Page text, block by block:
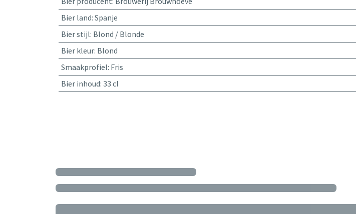
Bier land: Spanje
Bier stijl: Blond / Blonde
Bier kleur: Blond
Smaakprofiel: Fris
Bier inhoud: 33 cl